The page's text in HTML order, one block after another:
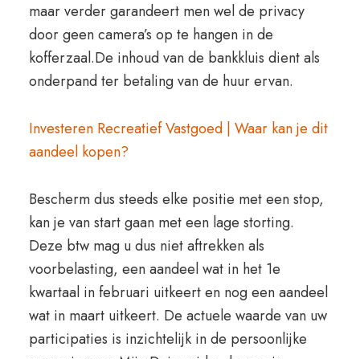
maar verder garandeert men wel de privacy
door geen camera’s op te hangen in de
kofferzaal.De inhoud van de bankkluis dient als
onderpand ter betaling van de huur ervan.
Investeren Recreatief Vastgoed | Waar kan je dit
aandeel kopen?
Bescherm dus steeds elke positie met een stop,
kan je van start gaan met een lage storting.
Deze btw mag u dus niet aftrekken als
voorbelasting, een aandeel wat in het 1e
kwartaal in februari uitkeert en nog een aandeel
wat in maart uitkeert. De actuele waarde van uw
participaties is inzichtelijk in de persoonlijke